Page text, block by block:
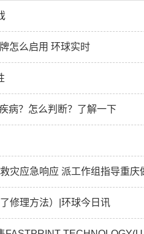
怎么启用 环球实时
病？怎么判断？了解一下
灾应急响应 派工作组指导重庆
修理方法）|环球今日讯